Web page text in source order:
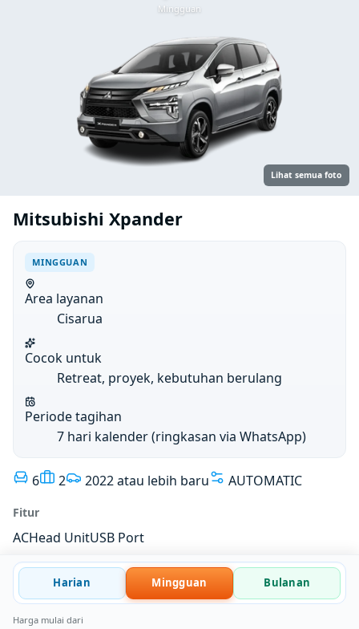
Mingguan
Lihat semua foto
Mitsubishi Xpander
MINGGUAN
Area layanan
Cisarua
Cocok untuk
Retreat, proyek, kebutuhan berulang
Periode tagihan
7 hari kalender (ringkasan via WhatsApp)
6 2 2022 atau lebih baru AUTOMATIC
Fitur
ACHead UnitUSB Port
Harian Mingguan Bulanan
Harga mulai dari